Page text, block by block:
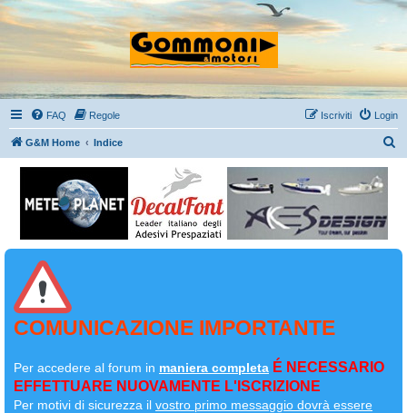
FAQ Regole Login
Iscriviti
G&M Home Indice
COMUNICAZIONE IMPORTANTE
Per accedere al forum in maniera completa É NECESSARIO
EFFETTUARE NUOVAMENTE L'ISCRIZIONE
Per motivi di sicurezza il vostro primo messaggio dovrà essere